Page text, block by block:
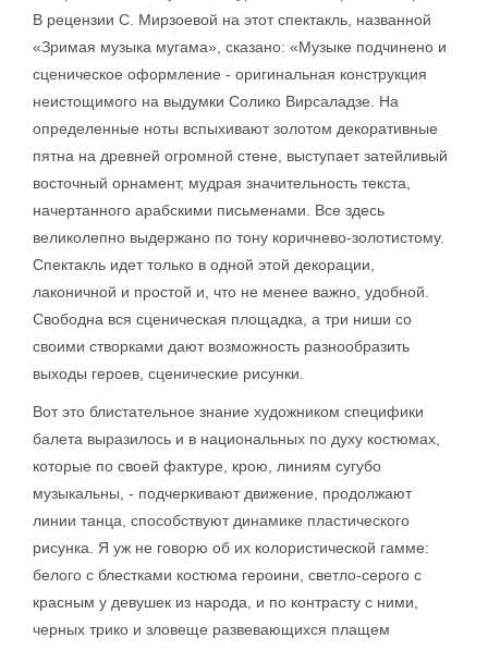
В рецензии С. Мирзоевой на этот спектакль, названной
«Зримая музыка мугама», сказано: «Музыке подчинено и
сценическое оформление - оригинальная конструкция
неистощимого на выдумки Солико Вирсаладзе. На
определенные ноты вспыхивают золотом декоративные
пятна на древней огромной стене, выступает затейливый
восточный орнамент, мудрая значительность текста,
начертанного арабскими письменами. Все здесь
великолепно выдержано по тону коричнево-золотистому.
Спектакль идет только в одной этой декорации,
лаконичной и простой и, что не менее важно, удобной.
Свободна вся сценическая площадка, а три ниши со
своими створками дают возможность разнообразить
выходы героев, сценические рисунки.
Вот это блистательное знание художником специфики
балета выразилось и в национальных по духу костюмах,
которые по своей фактуре, крою, линиям сугубо
музыкальны, - подчеркивают движение, продолжают
линии танца, способствуют динамике пластического
рисунка. Я уж не говорю об их колористической гамме:
белого с блестками костюма героини, светло-серого с
красным у девушек из народа, и по контрасту с ними,
черных трико и зловеще развевающихся плащем